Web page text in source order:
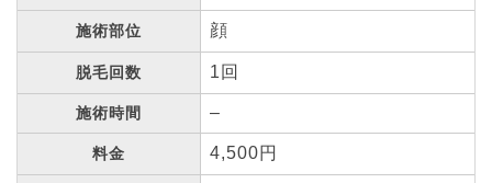
施術部位 顔
脱毛回数 1回
施術時間 –
料金 4,500円